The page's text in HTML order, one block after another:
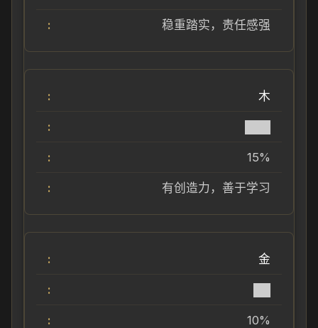
稳重踏实，责任感强
木
15%
有创造力，善于学习
金
10%